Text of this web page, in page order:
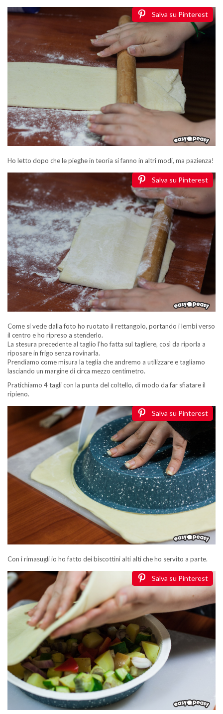
Salva su Pinterest
Ho letto dopo che le pieghe in teoria si fanno in altri modi, ma pazienza!
Salva su Pinterest
Come si vede dalla foto ho ruotato il rettangolo, portando i lembi verso
il centro e ho ripreso a stenderlo.
La stesura precedente al taglio l’ho fatta sul tagliere, così da riporla a
riposare in frigo senza rovinarla.
Prendiamo come misura la teglia che andremo a utilizzare e tagliamo
lasciando un margine di circa mezzo centimetro.
Pratichiamo 4 tagli con la punta del coltello, di modo da far sfiatare il
ripieno.
Salva su Pinterest
Con i rimasugli io ho fatto dei biscottini alti alti che ho servito a parte.
Salva su Pinterest